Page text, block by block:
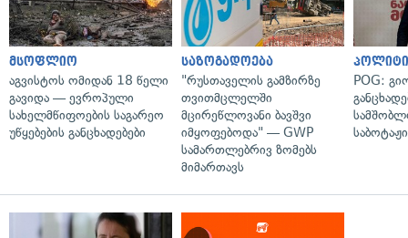
მსოფლიო
აგვისტოს ომიდან 18 წელი
გავიდა — ევროპული
სახელმწიფოების საგარეო
უწყებების განცხადებები
საზოგადოება
"რუსთაველის გამზირზე
თვითმცლელში
მცირეწლოვანი ბავშვი
იმყოფებოდა" — GWP
სამართლებრივ ზომებს
მიმართავს
POG: